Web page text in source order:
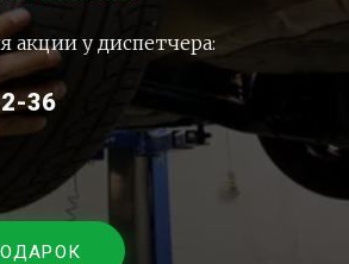
акции у диспетчера:
36